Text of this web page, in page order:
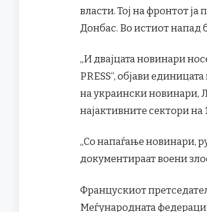
власти. Тој на фронтот
Донбас. Во истиот напад
„И двајцата новинари
PRESS“, објави
на украински новинари,
најактивните сектори
„Со напаѓање новинари,
документираат воени
Францускиот
Меѓународната